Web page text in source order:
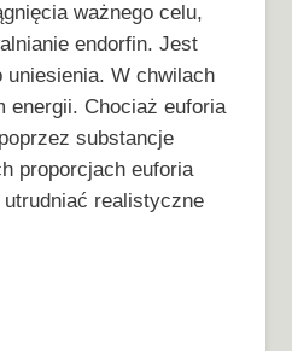
ważnego celu,
endorfin. Jest
uniesienia. W chwilach
energii. Chociaż euforia
substancje
proporcjach euforia
utrudniać realistyczne